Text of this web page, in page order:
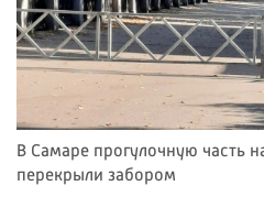
В Самаре прогулочную часть
перекрыли забором